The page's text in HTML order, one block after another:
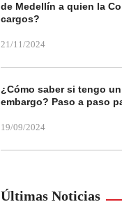
de Medellín a quien la
cargos?
21/11/2024
¿Cómo saber si tengo
embargo? Paso a paso
19/09/2024
Últimas Noticias